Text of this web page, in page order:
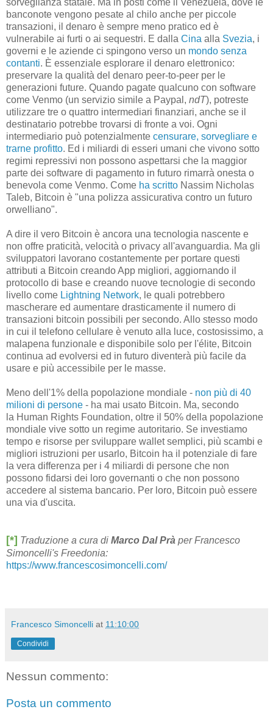
sorveglianza statale. Ma in posti come il Venezuela, dove le
banconote vengono pesate al chilo anche per piccole
transazioni, il denaro è sempre meno pratico ed è
vulnerabile ai furti o ai sequestri. E dalla Cina alla Svezia, i
governi e le aziende ci spingono verso un mondo senza
contanti. È essenziale esplorare il denaro elettronico:
preservare la qualità del denaro peer-to-peer per le
generazioni future. Quando pagate qualcuno con software
come Venmo (un servizio simile a Paypal, ndT), potreste
utilizzare tre o quattro intermediari finanziari, anche se il
destinatario potrebbe trovarsi di fronte a voi. Ogni
intermediario può potenzialmente censurare, sorvegliare e
trarne profitto. Ed i miliardi di esseri umani che vivono sotto
regimi repressivi non possono aspettarsi che la maggior
parte dei software di pagamento in futuro rimarrà onesta o
benevola come Venmo. Come ha scritto Nassim Nicholas
Taleb, Bitcoin è "una polizza assicurativa contro un futuro
orwelliano".
A dire il vero Bitcoin è ancora una tecnologia nascente e
non offre praticità, velocità o privacy all'avanguardia. Ma gli
sviluppatori lavorano costantemente per portare questi
attributi a Bitcoin creando App migliori, aggiornando il
protocollo di base e creando nuove tecnologie di secondo
livello come Lightning Network, le quali potrebbero
mascherare ed aumentare drasticamente il numero di
transazioni bitcoin possibili per secondo. Allo stesso modo
in cui il telefono cellulare è venuto alla luce, costosissimo, a
malapena funzionale e disponibile solo per l'élite, Bitcoin
continua ad evolversi ed in futuro diventerà più facile da
usare e più accessibile per le masse.
Meno dell'1% della popolazione mondiale - non più di 40
milioni di persone - ha mai usato Bitcoin. Ma, secondo
la Human Rights Foundation, oltre il 50% della popolazione
mondiale vive sotto un regime autoritario. Se investiamo
tempo e risorse per sviluppare wallet semplici, più scambi e
migliori istruzioni per usarlo, Bitcoin ha il potenziale di fare
la vera differenza per i 4 miliardi di persone che non
possono fidarsi dei loro governanti o che non possono
accedere al sistema bancario. Per loro, Bitcoin può essere
una via d'uscita.
[*] Traduzione a cura di Marco Dal Prà per Francesco
Simoncelli's Freedonia:
https://www.francescosimoncelli.com/
Francesco Simoncelli at 11:10:00
Condividi
Nessun commento:
Posta un commento